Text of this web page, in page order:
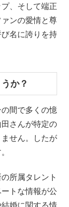
、そして端正
ンの愛情と尊
名に誇りを持
か？
間で多くの憶
さんが特定の
せん。したが
所属タレント
トな情報が公